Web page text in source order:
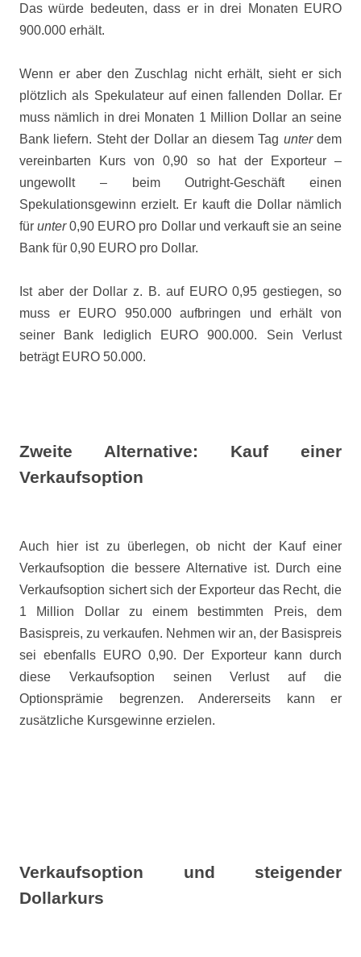
Das würde bedeuten, dass er in drei Monaten EURO
900.000 erhält.
Wenn er aber den Zuschlag nicht erhält, sieht er sich
plötzlich als Spekulateur auf einen fallenden Dollar. Er
muss nämlich in drei Monaten 1 Million Dollar an seine
Bank liefern. Steht der Dollar an diesem Tag unterdem
vereinbarten Kurs von 0,90 so hat der Exporteur –
ungewollt – beim Outright-Geschäft einen
Spekulationsgewinn erzielt. Er kauft die Dollar nämlich
fürunter0,90 EURO pro Dollar und verkauft sie an seine
Bank für 0,90 EURO pro Dollar.
Ist aber der Dollar z. B. auf EURO 0,95 gestiegen, so
muss er EURO 950.000 aufbringen und erhält von
seiner Bank lediglich EURO 900.000. Sein Verlust
beträgt EURO 50.000.
Zweite Alternative: Kauf einer
Verkaufsoption
Auch hier ist zu überlegen, ob nicht der Kauf einer
Verkaufsoption die bessere Alternative ist. Durch eine
Verkaufsoption sichert sich der Exporteur das Recht, die
1 Million Dollar zu einem bestimmten Preis, dem
Basispreis, zu verkaufen. Nehmen wir an, der Basispreis
sei ebenfalls EURO 0,90. Der Exporteur kann durch
diese Verkaufsoption seinen Verlust auf die
Optionsprämie begrenzen. Andererseits kann er
zusätzliche Kursgewinne erzielen.
Verkaufsoption und steigender
Dollarkurs